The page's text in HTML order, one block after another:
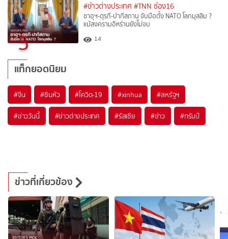
5
#ข่าวต่างประเทศ #TNN ช่อง16
ซาอุฯ-ตุรกี-ปากีสถาน จับมือตั้ง NATO โลกมุสลิม ?
แม้สงครามอิหร่านยังไม่จบ
14
แท็กยอดนิยม
#จีน #ซินหัว #โควิด-19 #xinhua #สหรัฐฯ
#ข่าววันนี้ #ข่าวต่างประเทศ #รัสเซีย #ข่าว #ทรัมป์
ข่าวที่เกี่ยวข้อง